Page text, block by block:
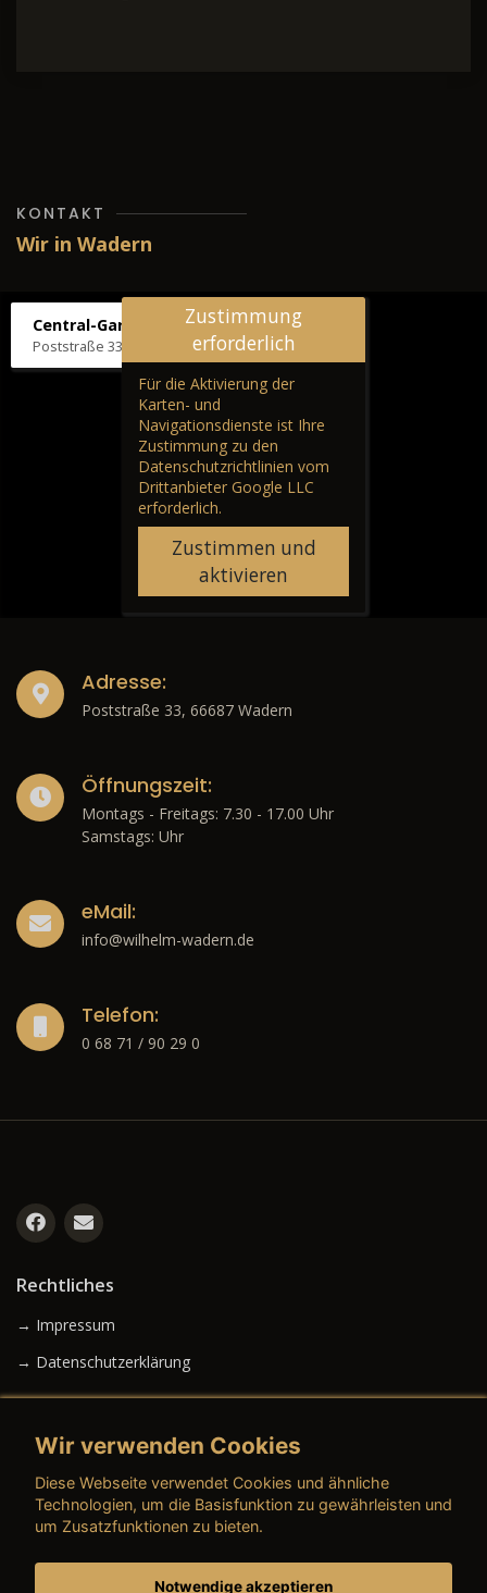
KONTAKT
Wir in Wadern
Central-Garage H. Wilhelm
Poststraße 33, 66687 Wadern
Zustimmung
erforderlich
Für die Aktivierung der
Karten- und
Navigationsdienste ist Ihre
Zustimmung zu den
Datenschutzrichtlinien vom
Drittanbieter Google LLC
erforderlich.
Zustimmen und
aktivieren
Adresse:
Poststraße 33, 66687 Wadern
Öffnungszeit:
Montags - Freitags: 7.30 - 17.00 Uhr
Samstags: Uhr
eMail:
info@wilhelm-wadern.de
Telefon:
0 68 71 / 90 29 0
Rechtliches
→ Impressum
→ Datenschutzerklärung
→ AGB (Gebrauchtwagen)
Wir verwenden Cookies
Diese Webseite verwendet Cookies und ähnliche
Technologien, um die Basisfunktion zu gewährleisten und
um Zusatzfunktionen zu bieten.
Notwendige akzeptieren